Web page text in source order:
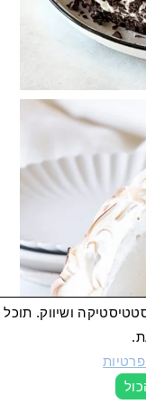
ושיווק. תוכל
פרטיות